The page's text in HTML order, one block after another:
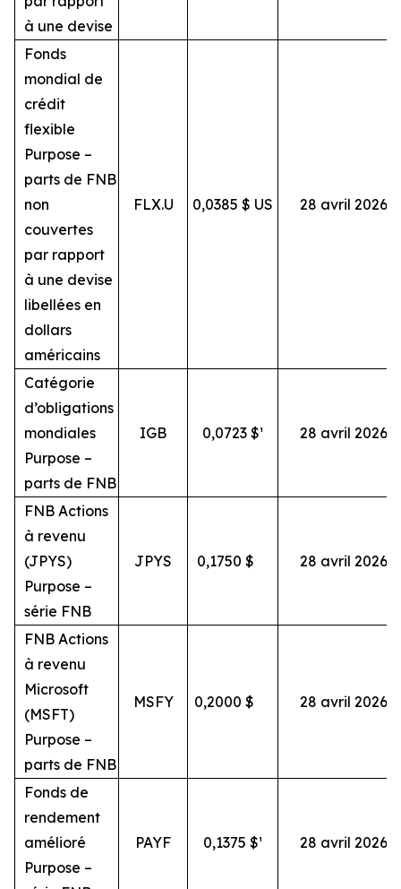
à une devise
Fonds
mondial de
crédit
flexible
Purpose –
parts de FNB
non
couvertes
par rapport
à une devise
libellées en
dollars
américains
FLX.U 0,0385 $ US 28 avril 2026
Catégorie
d’obligations
mondiales
Purpose –
parts de FNB
IGB 0,0723 $¹ 28 avril 2026
FNB Actions
à revenu
(JPYS)
Purpose –
série FNB
JPYS 0,1750 $ 28 avril 2026
FNB Actions
à revenu
Microsoft
(MSFT)
Purpose –
parts de FNB
MSFY 0,2000 $ 28 avril 2026
Fonds de
rendement
amélioré
Purpose –
PAYF 0,1375 $¹ 28 avril 2026